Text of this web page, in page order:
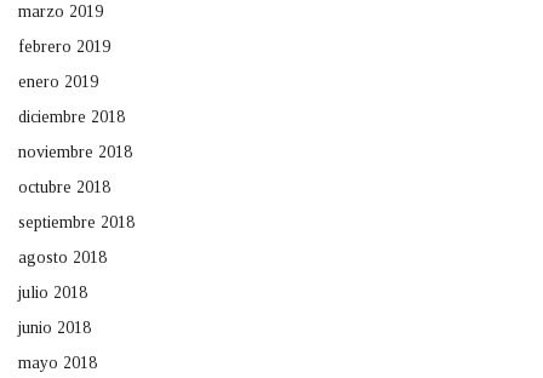
marzo 2019
febrero 2019
enero 2019
diciembre 2018
noviembre 2018
octubre 2018
septiembre 2018
agosto 2018
julio 2018
junio 2018
mayo 2018